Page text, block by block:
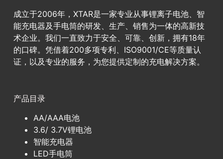
成立于2006年，XTAR是一家专业从事锂离子电池、智
能充电器及手电筒的研发、生产、销售为一体的高新技
术企业。我们一直致力于安全、可靠、创新，拥有18年
的口碑。凭借着200多项专利、ISO9001/CE等质量认
证，以及专业的服务，为您提供定制的充电解决方案。
产品目录
AA/AAA电池
3.6/ 3.7V锂电池
智能充电器
LED手电筒